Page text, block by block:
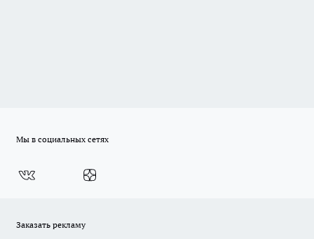
Мы в социальных сетях
Заказать рекламу